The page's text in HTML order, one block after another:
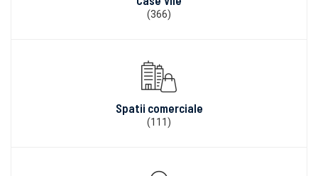
(366)
Spatii comerciale
(111)